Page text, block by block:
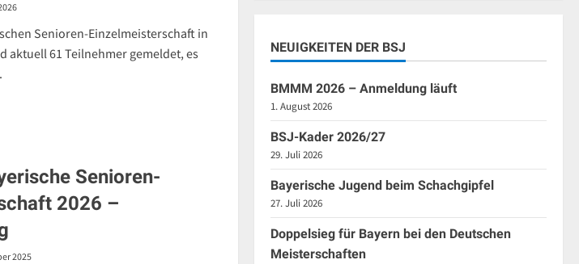
Senioren-Einzelmeisterschaft in
aktuell 61 Teilnehmer gemeldet, es
Senioren-
2026 –
2025
NEUIGKEITEN DER BSJ
BMMM 2026 – Anmeldung läuft
1. August 2026
BSJ-Kader 2026/27
29. Juli 2026
Bayerische Jugend beim Schachgipfel
27. Juli 2026
Doppelsieg für Bayern bei den Deutschen
Meisterschaften